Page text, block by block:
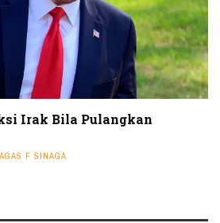
Irak Bila Pulangkan
F SINAGA